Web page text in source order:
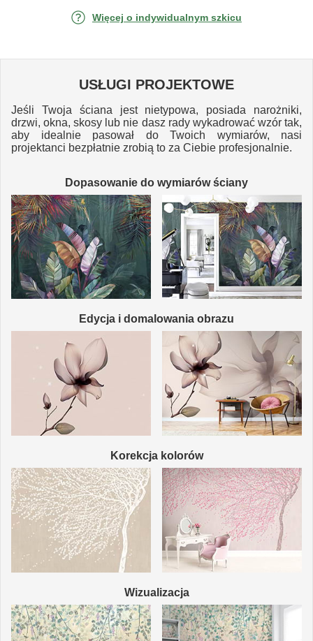
Więcej o indywidualnym szkicu
USŁUGI PROJEKTOWE
Jeśli Twoja ściana jest nietypowa, posiada narożniki,
drzwi, okna, skosy lub nie dasz rady wykadrować wzór tak,
aby idealnie pasował do Twoich wymiarów, nasi
projektanci bezpłatnie zrobią to za Ciebie profesjonalnie.
Dopasowanie do wymiarów ściany
Edycja i domalowania obrazu
Korekcja kolorów
Wizualizacja